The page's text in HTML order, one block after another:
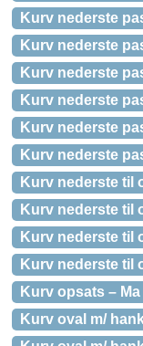
Kurv nederste
Kurv nederste
Kurv nederste
Kurv nederste
Kurv nederste
Kurv nederste
Kurv nederste til
Kurv nederste til
Kurv nederste til
Kurv nederste til
Kurv opsats –
Kurv oval m/